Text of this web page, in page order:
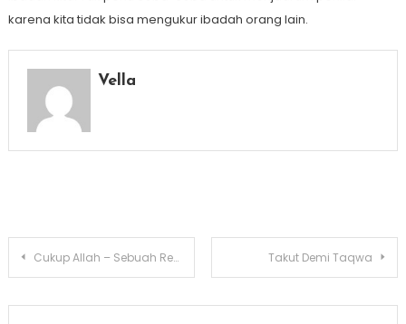
karena kita tidak bisa mengukur ibadah orang lain.
Vella
Post
Cukup Allah – Sebuah Renungan Takut Demi Taqwa